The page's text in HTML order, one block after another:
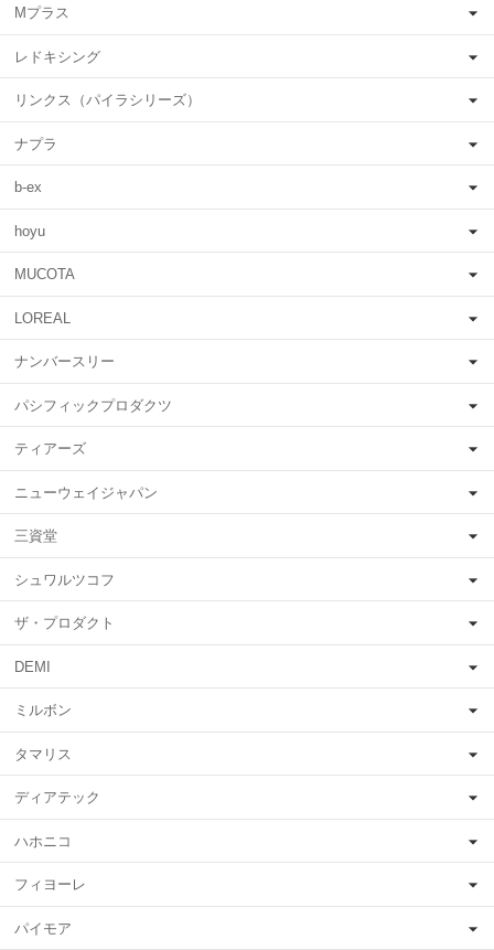
Mプラス
レドキシング
リンクス（パイラシリーズ）
ナプラ
b-ex
hoyu
MUCOTA
LOREAL
ナンバースリー
パシフィックプロダクツ
ティアーズ
ニューウェイジャパン
三資堂
シュワルツコフ
ザ・プロダクト
DEMI
ミルボン
タマリス
ディアテック
ハホニコ
フィヨーレ
パイモア